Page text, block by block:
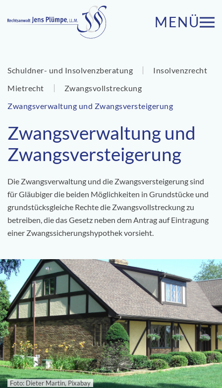
Zum Hauptinhalt springen MENÜ
Schuldner- und Insolvenzberatung
Insolvenzrecht
Mietrecht
Zwangsvollstreckung
Zwangsverwaltung und Zwangsversteigerung
Zwangsverwaltung und
Zwangsversteigerung
Die Zwangsverwaltung und die Zwangsversteigerung sind
für Gläubiger die beiden Möglichkeiten in Grundstücke und
grundstücksgleiche Rechte die Zwangsvollstreckung zu
betreiben, die das Gesetz neben dem Antrag auf Eintragung
einer Zwangssicherungshypothek vorsieht.
Foto: Dieter Martin, Pixabay